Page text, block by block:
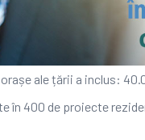
ale țării a inclus:
în 400 de proiecte